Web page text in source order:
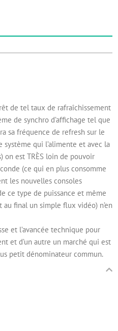
de tel taux de rafraîchissement
de synchro d’affichage tel que
sa fréquence de refresh sur le
système qui l’alimente et avec la
on est TRÈS loin de pouvoir
(ce qui en plus consomme
les nouvelles consoles
ce type de puissance et même
final un simple flux vidéo) n’en
et l’avancée technique pour
et d’un autre un marché qui est
petit dénominateur commun.